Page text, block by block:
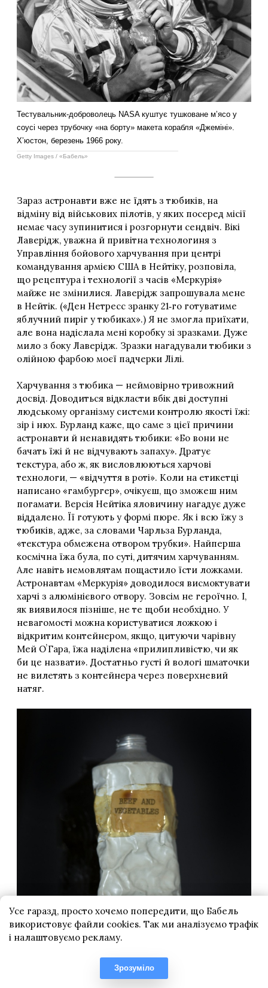
Усе гаразд, просто хочемо попередити, що Бабель
використовує файли cookies. Так ми аналізуємо трафік
і налаштовуємо рекламу.
Зрозуміло